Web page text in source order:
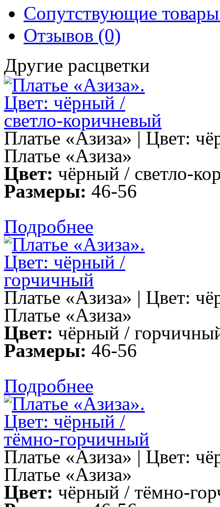
Сопутствующие
Отзывов (0)
Другие расцветки
Платье «Азиза» | Цвет:
Платье «Азиза»
Цвет: чёрный / светло-
Размеры: 46-56
Подробнее
Платье «Азиза» | Цвет:
Платье «Азиза»
Цвет: чёрный /
Размеры: 46-56
Подробнее
Платье «Азиза» | Цвет:
Платье «Азиза»
Цвет: чёрный / тёмно-